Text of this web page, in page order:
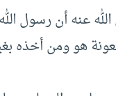
عنه أن رسول الله
هو ومن أخذه